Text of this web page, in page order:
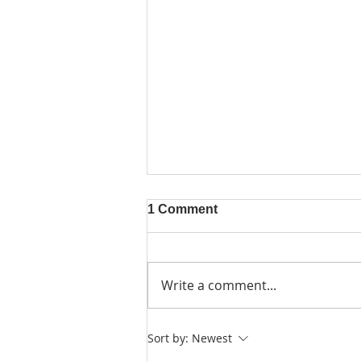
სასწავლო პროცესის
შეწყვეტა
1 Comment
Write a comment...
Sort by: Newest